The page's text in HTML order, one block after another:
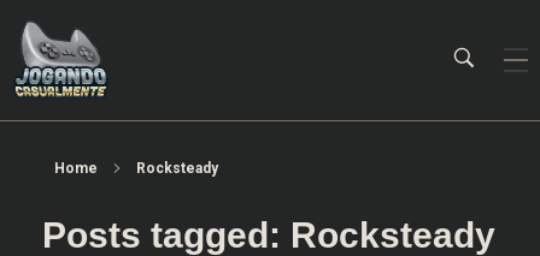
Home Rocksteady
Posts tagged: Rocksteady